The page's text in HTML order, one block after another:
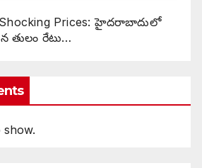
Shocking Prices: హైదరాబాదులో
తులం రేటు…
show.